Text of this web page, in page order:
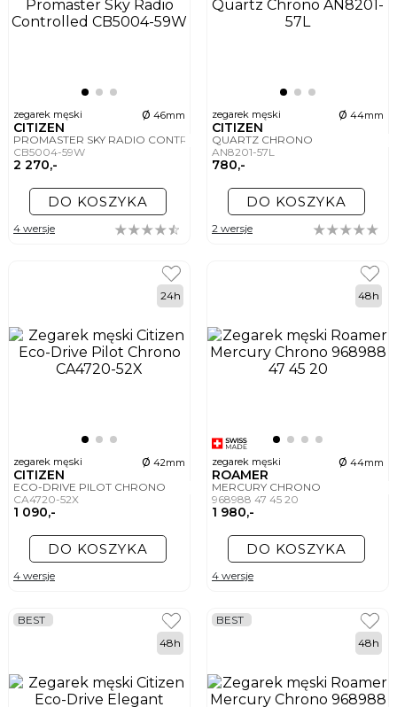
zegarek męski ø 46mm
CITIZEN
PROMASTER SKY RADIO CONTROLLED
CB5004-59W
2 270,-
DO KOSZYKA
4 wersje
zegarek męski ø 44mm
CITIZEN
QUARTZ CHRONO
AN8201-57L
780,-
DO KOSZYKA
2 wersje
zegarek męski ø 42mm
CITIZEN
ECO-DRIVE PILOT CHRONO
CA4720-52X
1 090,-
24h
DO KOSZYKA
4 wersje
zegarek męski ø 44mm
ROAMER
MERCURY CHRONO
968988 47 45 20
1 980,-
48h
DO KOSZYKA
4 wersje
BEST
48h
BEST
48h